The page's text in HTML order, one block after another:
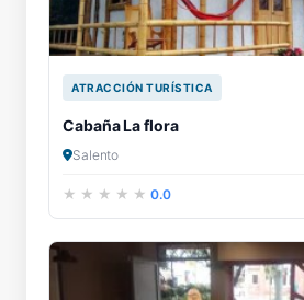
ATRACCIÓN TURÍSTICA
Cabaña La flora
Salento
0.0